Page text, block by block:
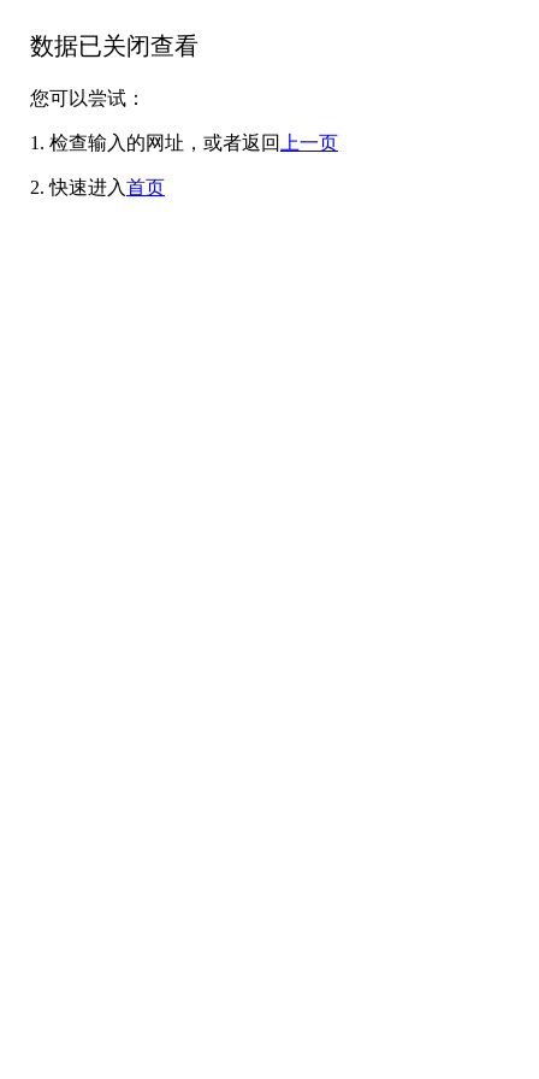
数据已关闭查看
您可以尝试：
1. 检查输入的网址，或者返回 上一页
2. 快速进入首页